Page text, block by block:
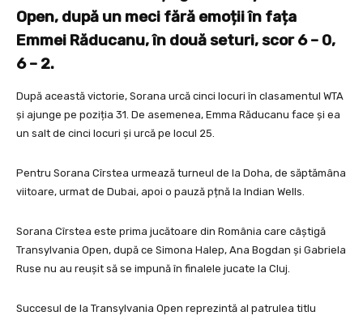
Open, după un meci fără emoții în fața
Emmei Răducanu, în două seturi, scor 6 – 0,
6 – 2.
După această victorie, Sorana urcă cinci locuri în clasamentul WTA
și ajunge pe poziția 31. De asemenea, Emma Răducanu face și ea
un salt de cinci locuri și urcă pe locul 25.
Pentru Sorana Cîrstea urmează turneul de la Doha, de săptămâna
viitoare, urmat de Dubai, apoi o pauză pțnă la Indian Wells.
Sorana Cîrstea este prima jucătoare din România care câștigă
Transylvania Open, după ce Simona Halep, Ana Bogdan și Gabriela
Ruse nu au reușit să se impună în finalele jucate la Cluj.
Succesul de la Transylvania Open reprezintă al patrulea titlu